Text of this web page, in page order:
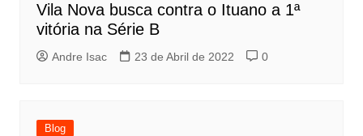
Vila Nova busca contra o Ituano a 1ª
vitória na Série B
Andre Isac 23 de Abril de 2022 0
Blog